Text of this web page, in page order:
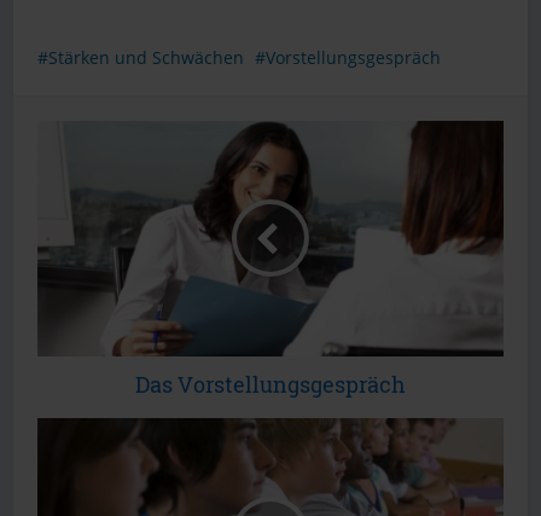
Stärken und Schwächen Vorstellungsgespräch
Das Vorstellungsgespräch